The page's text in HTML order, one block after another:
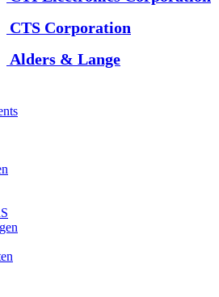
CTS Corporation
Alders & Lange